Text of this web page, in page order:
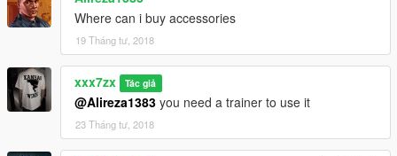
Where can i buy accessories
19 Tháng tư, 2018
xxx7zx Tác giả
@Alireza1383 you need a trainer to use it
23 Tháng tư, 2018